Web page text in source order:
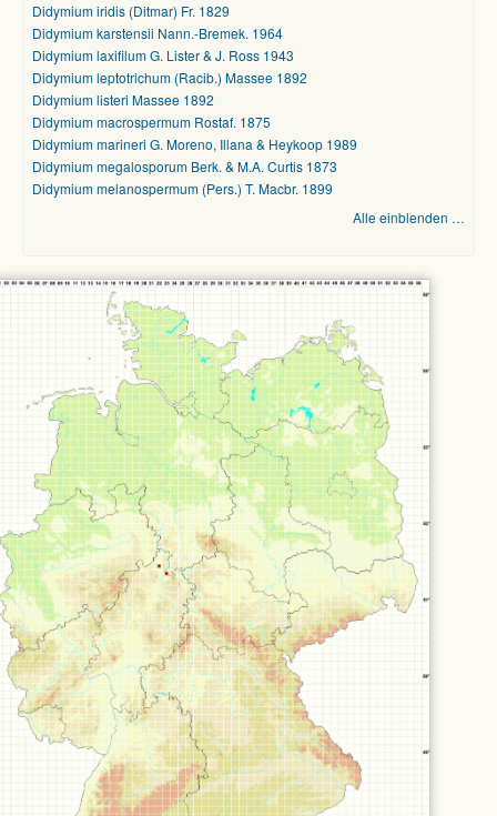
Didymium iridis (Ditmar) Fr. 1829
Didymium karstensii Nann.-Bremek. 1964
Didymium laxifilum G. Lister & J. Ross 1943
Didymium leptotrichum (Racib.) Massee 1892
Didymium listeri Massee 1892
Didymium macrospermum Rostaf. 1875
Didymium marineri G. Moreno, Illana & Heykoop 1989
Didymium megalosporum Berk. & M.A. Curtis 1873
Didymium melanospermum (Pers.) T. Macbr. 1899
Alle einblenden …